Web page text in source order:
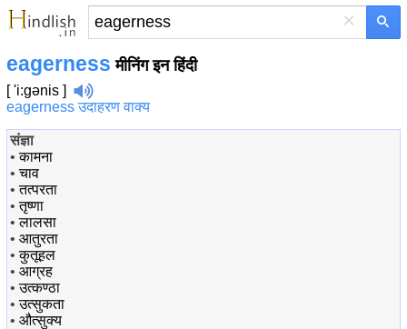
×
eagerness मीनिंग इन हिंदी
[ 'i:gənis ]
eagerness उदाहरण वाक्य
संज्ञा
•कामना
•चाव
•तत्परता
•तृष्णा
•लालसा
• आतुरता
•कुतूहल
• आग्रह
•उत्कण्ठा
•उत्सुकता
• औत्सुक्य